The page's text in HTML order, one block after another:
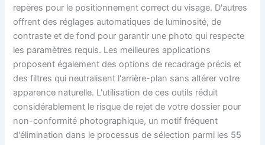
repères pour le positionnement correct du visage. D'autres
offrent des réglages automatiques de luminosité, de
contraste et de fond pour garantir une photo qui respecte
les paramètres requis. Les meilleures applications
proposent également des options de recadrage précis et
des filtres qui neutralisent l'arrière-plan sans altérer votre
apparence naturelle. L'utilisation de ces outils réduit
considérablement le risque de rejet de votre dossier pour
non-conformité photographique, un motif fréquent
d'élimination dans le processus de sélection parmi les 55